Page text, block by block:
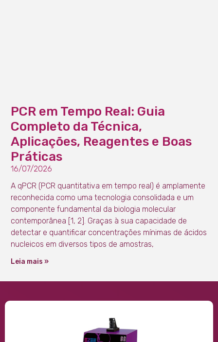
PCR em Tempo Real: Guia
Completo da Técnica,
Aplicações, Reagentes e Boas
Práticas
16/07/2026
A qPCR (PCR quantitativa em tempo real) é amplamente
reconhecida como uma tecnologia consolidada e um
componente fundamental da biologia molecular
contemporânea [1, 2]. Graças à sua capacidade de
detectar e quantificar concentrações mínimas de ácidos
nucleicos em diversos tipos de amostras,
Leia mais »